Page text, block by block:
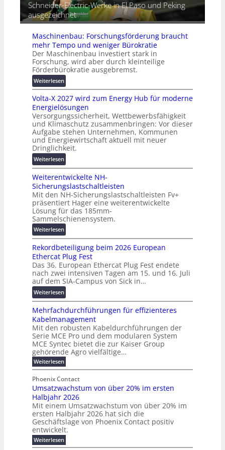
t
i
i
e
r
u
n
g
s
l
ö
s
u
n
g
e
n
i
h
e
e
r
ä
e
s
c
h
u
t
z
u
n
d
d
i
g
i
t
a
l
e
T
r
a
n
s
p
a
r
e
n
z
Schneider-Electric-Werke in El Paso und Peking
ausgezeichnet
Maschinenbau: Forschungsförderung braucht
mehr Tempo und weniger Bürokratie
Der Maschinenbau investiert stark in
Forschung, wird aber durch kleinteilige
Förderbürokratie ausgebremst.
Weiterlesen:
M
a
s
c
h
i
n
e
n
b
a
u
:
F
o
r
s
h
u
n
g
s
f
r
d
e
r
u
n
g
b
r
a
u
c
h
t
m
Volta-X 2027 wird zum Energy Hub für moderne
Energielösungen
Versorgungssicherheit, Wettbewerbsfähigkeit
und Klimaschutz zusammenbringen: Vor dieser
Aufgabe stehen Unternehmen, Kommunen
und Energiewirtschaft aktuell mit neuer
Dringlichkeit.
Weiterlesen:
V
o
l
t
a
-
X
2
0
2
7
w
i
r
d
z
u
m
E
n
e
r
g
u
f
ü
r
m
o
Weiterentwickelte NH-
Sicherungslastschaltleisten
Mit den NH-Sicherungslastschaltleisten Fv+
präsentiert Hager eine weiterentwickelte
Lösung für das 185mm-
Sammelschienensystem.
Weiterlesen:
W
e
i
t
e
r
e
n
t
w
i
c
k
e
l
e
N
H
-
S
i
c
h
Rekordbeteiligung beim 2026 European
Ethercat Plug Fest
Das 36. European Ethercat Plug Fest endete
nach zwei intensiven Tagen am 15. und 16. Juli
auf dem SIA-Campus von Sick in…
Weiterlesen:
R
e
k
o
r
d
b
e
e
i
l
i
g
u
n
g
Mehrfachdurchführungen für effizienteres
Kabelmanagement
Mit den robusten Kabeldurchführungen der
Serie MCE Pro und dem modularen System
MCE Syntec bietet die zur Kaiser Group
gehörende Agro vielfältige…
Weiterlesen:
M
h
r
f
a
c
h
d
u
r
c
Phoenix Contact
Umsatzwachstum von über 20% im ersten
Halbjahr 2026
Mit einem Umsatzwachstum von über 20% im
ersten Halbjahr 2026 hat sich die
Geschäftslage von Phoenix Contact positiv
entwickelt.
Weiterlesen:
U